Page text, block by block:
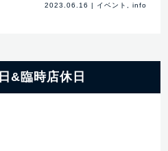
2023.06.16 | イベント info
&臨時店休日